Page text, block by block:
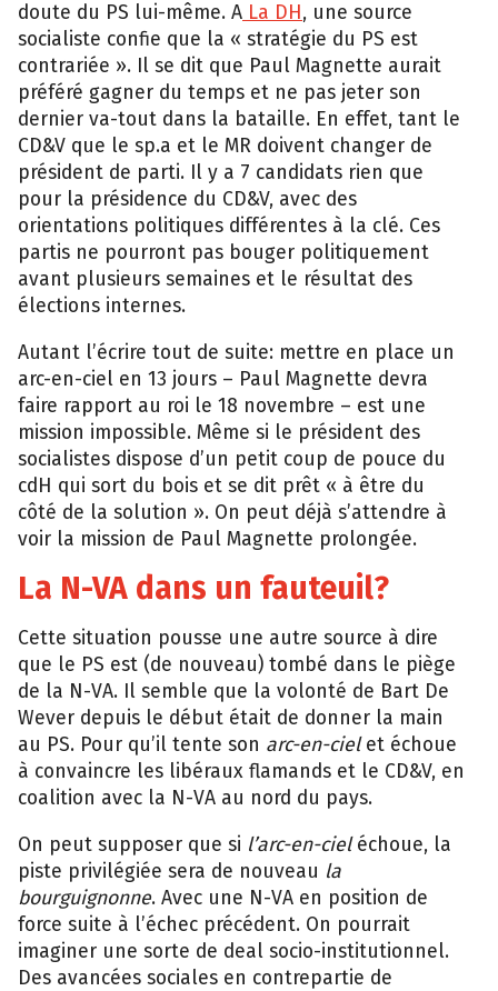
doute du PS lui-même. A La DH , une source
socialiste confie que la « stratégie du PS est
contrariée ». Il se dit que Paul Magnette aurait
préféré gagner du temps et ne pas jeter son
dernier va-tout dans la bataille. En effet, tant le
CD&V que le sp.a et le MR doivent changer de
président de parti. Il y a 7 candidats rien que
pour la présidence du CD&V, avec des
orientations politiques différentes à la clé. Ces
partis ne pourront pas bouger politiquement
avant plusieurs semaines et le résultat des
élections internes.
Autant l’écrire tout de suite: mettre en place un
arc-en-ciel en 13 jours – Paul Magnette devra
faire rapport au roi le 18 novembre – est une
mission impossible. Même si le président des
socialistes dispose d’un petit coup de pouce du
cdH qui sort du bois et se dit prêt « à être du
côté de la solution ». On peut déjà s’attendre à
voir la mission de Paul Magnette prolongée.
La N-VA dans un fauteuil?
Cette situation pousse une autre source à dire
que le PS est (de nouveau) tombé dans le piège
de la N-VA. Il semble que la volonté de Bart De
Wever depuis le début était de donner la main
au PS. Pour qu’il tente son arc-en-cielet échoue
à convaincre les libéraux flamands et le CD&V, en
coalition avec la N-VA au nord du pays.
On peut supposer que si l’arc-en-cieléchoue, la
piste privilégiée sera de nouveau la
bourguignonne. Avec une N-VA en position de
force suite à l’échec précédent. On pourrait
imaginer une sorte de deal socio-institutionnel.
Des avancées sociales en contrepartie de